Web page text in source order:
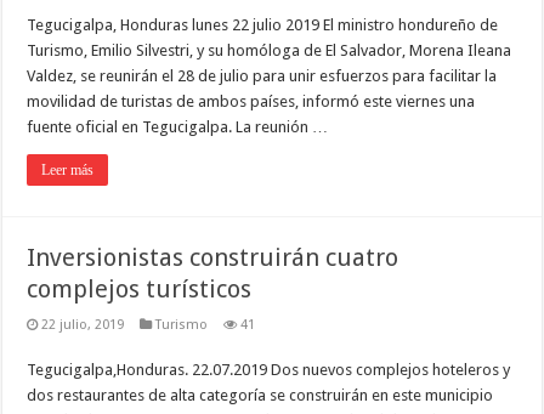
Tegucigalpa, Honduras lunes 22 julio 2019 El ministro hondureño de
Turismo, Emilio Silvestri, y su homóloga de El Salvador, Morena Ileana
Valdez, se reunirán el 28 de julio para unir esfuerzos para facilitar la
movilidad de turistas de ambos países, informó este viernes una
fuente oficial en Tegucigalpa. La reunión …
Leer más
Inversionistas construirán cuatro
complejos turísticos
22 julio, 2019 Turismo 41
Tegucigalpa,Honduras. 22.07.2019 Dos nuevos complejos hoteleros y
dos restaurantes de alta categoría se construirán en este municipio